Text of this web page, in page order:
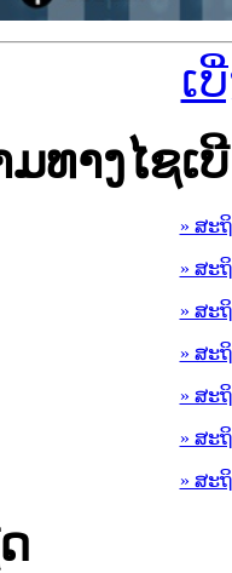
ເ
ທາງໄຊເບີ
» ສະ
» ສະ
» ສະ
» ສະ
» ສະ
» ສະ
» ສະ